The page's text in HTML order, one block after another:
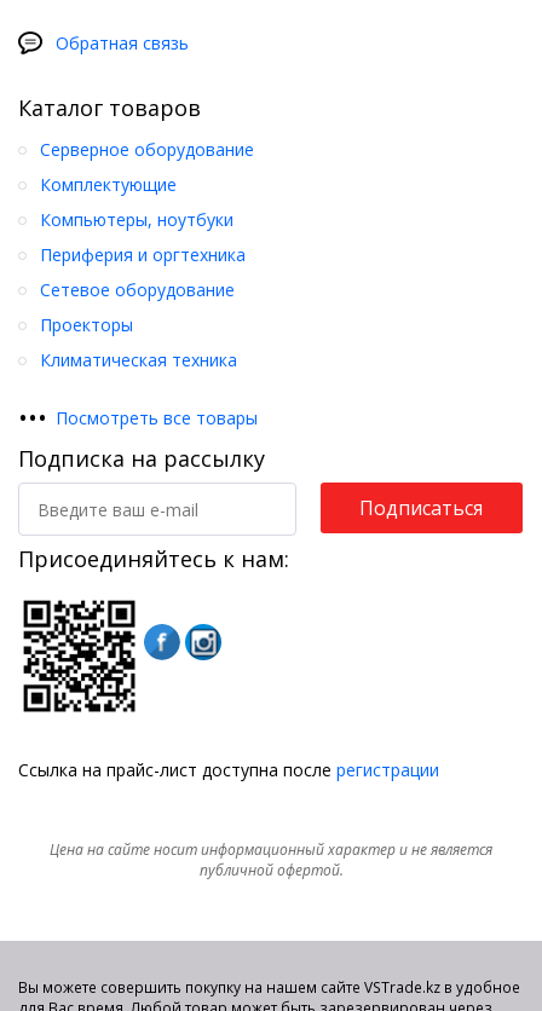
Обратная связь
Каталог товаров
Серверное оборудование
Комплектующие
Компьютеры, ноутбуки
Периферия и оргтехника
Сетевое оборудование
Проекторы
Климатическая техника
••• Посмотреть все товары
Подписка на рассылку
Подписаться
Присоединяйтесь к нам:
Ссылка на прайс-лист доступна после регистрации
Цена на сайте носит информационный характер и не является
публичной офертой.
Вы можете совершить покупку на нашем сайте VSTrade.kz в удобное